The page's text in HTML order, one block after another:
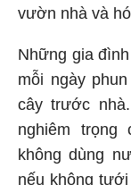
vườn nhà và
Những gia
mỗi ngày
cây trước
nghiêm trọng
không dùng
nếu không